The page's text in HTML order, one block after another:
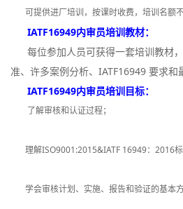
可提供进厂培训，按课时收费，培训名额不
IATF16949内审员培训教材：
每位参加人员可获得一套培训教材
准、许多案例分析、IATF16949 要求和
IATF16949内审员培训目标：
了解审核和认证过程；
理解ISO9001:2015&IATF 16949：2016标
学会审核计划、实施、报告和验证的基本方